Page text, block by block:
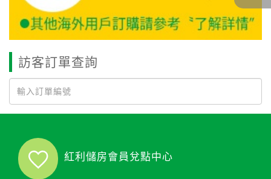
訪客訂單查詢
紅利儲房會員兌點中心